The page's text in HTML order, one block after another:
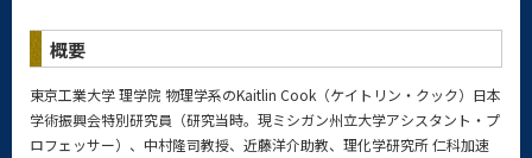
概要
東京工業大学 理学院 物理学系のKaitlin Cook（ケイトリン・クック）日本
学術振興会特別研究員（研究当時。現ミシガン州立大学アシスタント・プ
ロフェッサー）、中村隆司教授、近藤洋介助教、理化学研究所 仁科加速